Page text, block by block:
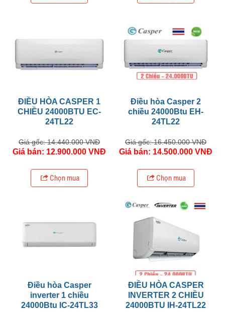
ĐIỀU HÒA CASPER 1
CHIỀU 24000BTU EC-
24TL22
Giá gốc: 14.440.000 VNĐ
Giá bán: 12.900.000 VNĐ
Chọn mua
Điều hòa Casper 2
chiều 24000Btu EH-
24TL22
Giá gốc: 16.450.000 VNĐ
Giá bán: 14.500.000 VNĐ
Chọn mua
Điều hòa Casper
inverter 1 chiều
24000Btu IC-24TL33
ĐIỀU HÒA CASPER
INVERTER 2 CHIỀU
24000BTU IH-24TL22